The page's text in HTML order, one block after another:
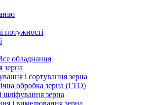
потужності
обладнання
і сортування зерна
обробка зерна (ГТО)
шліфування зерна
і вимелювання зерна